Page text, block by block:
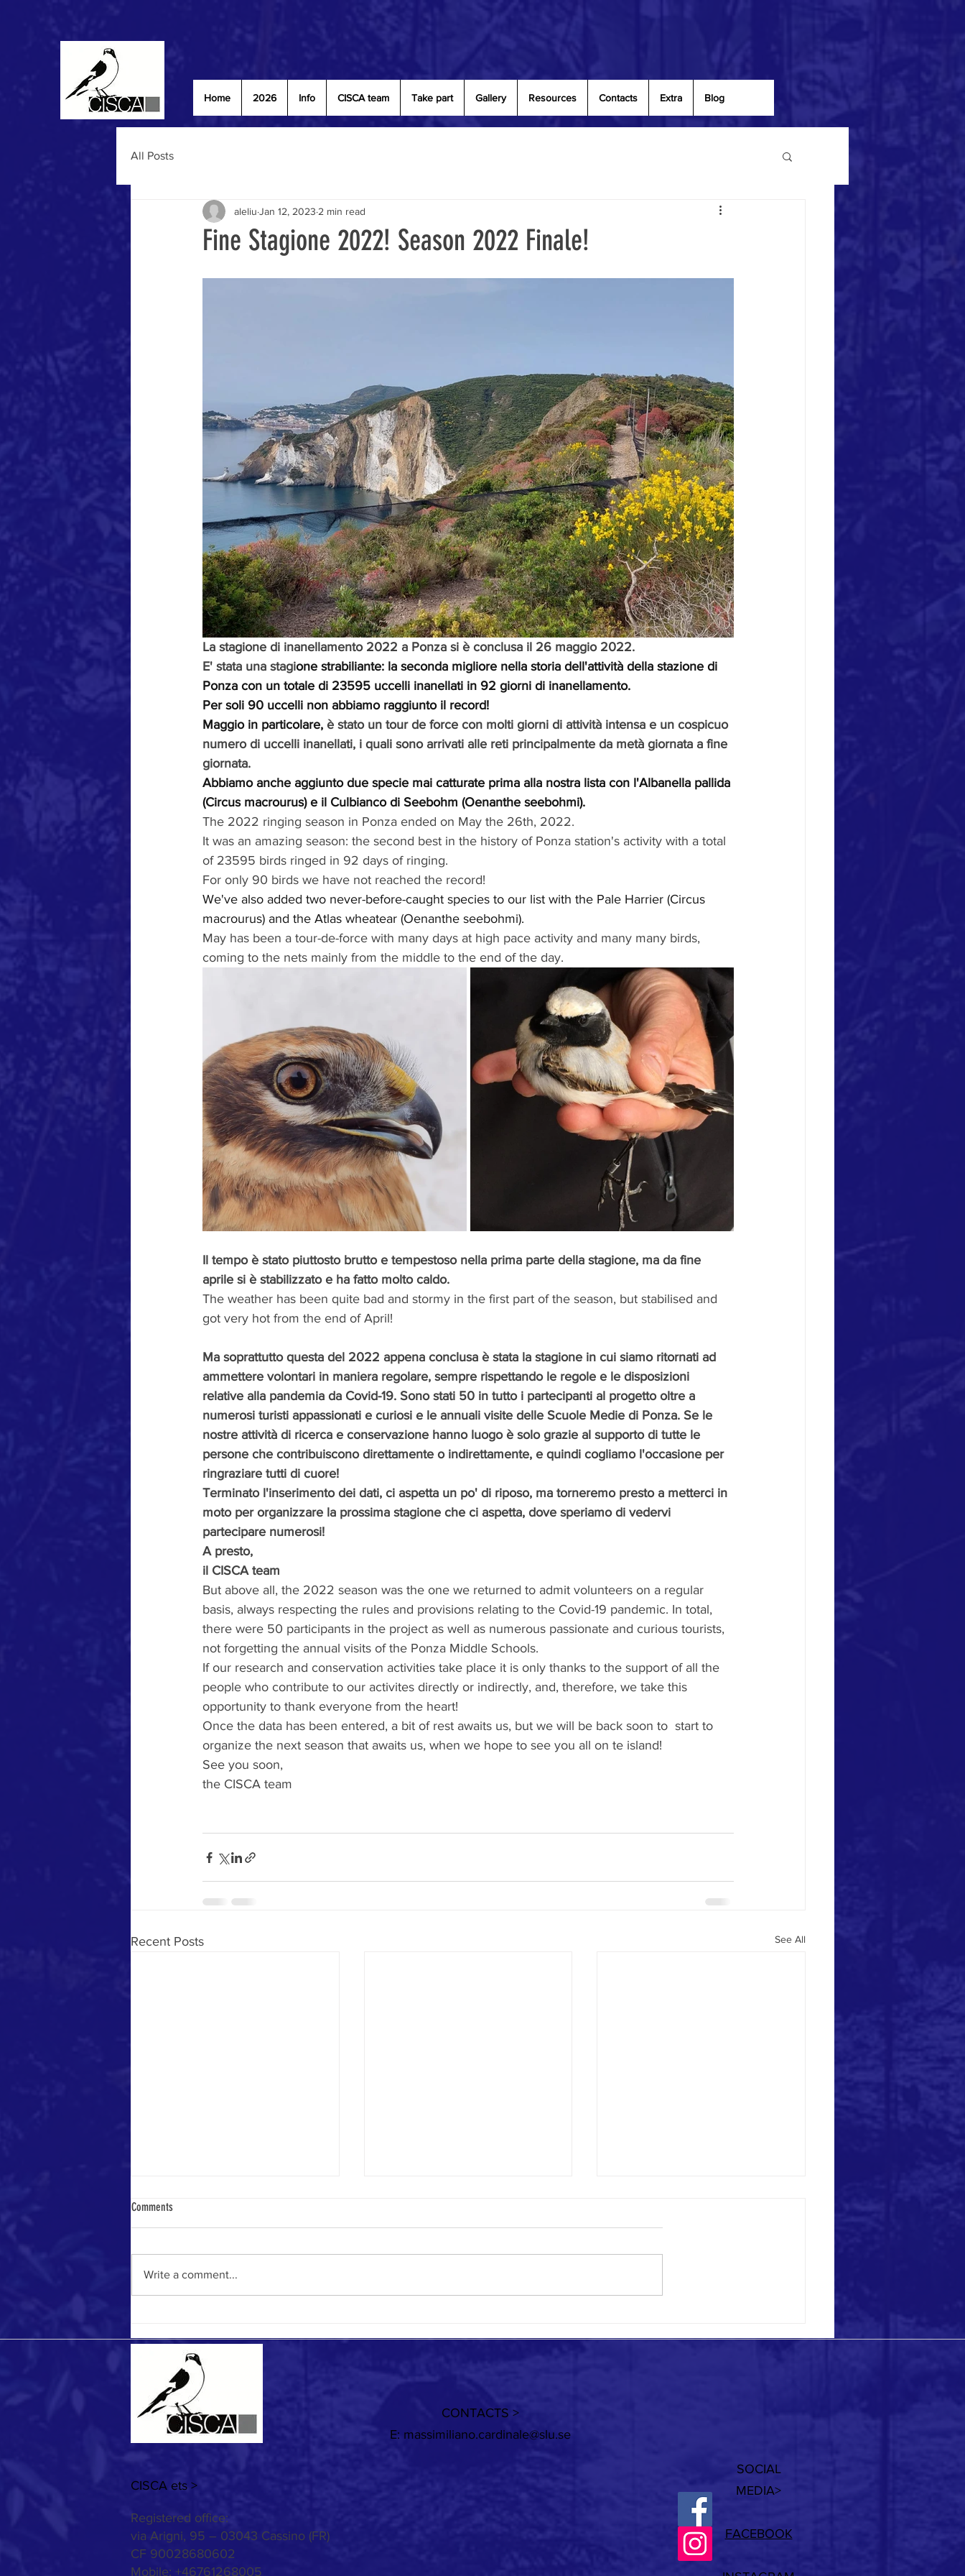
Home 2026 Info CISCA team Take part Gallery Resources Contacts Extra Blog
All Posts
Fine Stagione 2022! Season 2022 Finale!
aleliu Jan 12, 2023 2 min read
La stagione di inanellamento 2022 a Ponza si è conclusa il 26 maggio 2022.
E' stata una stagione strabiliante: la seconda migliore nella storia dell'attività della stazione di
Ponza con un totale di 23595 uccelli inanellati in 92 giorni di inanellamento.
Per soli 90 uccelli non abbiamo raggiunto il record!
Maggio in particolare, è stato un tour de force con molti giorni di attività intensa e un cospicuo
numero di uccelli inanellati, i quali sono arrivati alle reti principalmente da metà giornata a fine
giornata.
Abbiamo anche aggiunto due specie mai catturate prima alla nostra lista con l'Albanella pallida
(Circus macrourus) e il Culbianco di Seebohm (Oenanthe seebohmi).
The 2022 ringing season in Ponza ended on May the 26th, 2022.
It was an amazing season: the second best in the history of Ponza station's activity with a total
of 23595 birds ringed in 92 days of ringing.
For only 90 birds we have not reached the record!
We've also added two never-before-caught species to our list with the Pale Harrier (Circus
macrourus) and the Atlas wheatear (Oenanthe seebohmi).
May has been a tour-de-force with many days at high pace activity and many many birds,
coming to the nets mainly from the middle to the end of the day.
Il tempo è stato piuttosto brutto e tempestoso nella prima parte della stagione, ma da fine
aprile si è stabilizzato e ha fatto molto caldo.
The weather has been quite bad and stormy in the first part of the season, but stabilised and
got very hot from the end of April!
Ma soprattutto questa del 2022 appena conclusa è stata la stagione in cui siamo ritornati ad
ammettere volontari in maniera regolare, sempre rispettando le regole e le disposizioni
relative alla pandemia da Covid-19. Sono stati 50 in tutto i partecipanti al progetto oltre a
numerosi turisti appassionati e curiosi e le annuali visite delle Scuole Medie di Ponza. Se le
nostre attività di ricerca e conservazione hanno luogo è solo grazie al supporto di tutte le
persone che contribuiscono direttamente o indirettamente, e quindi cogliamo l'occasione per
ringraziare tutti di cuore!
Terminato l'inserimento dei dati, ci aspetta un po' di riposo, ma torneremo presto a metterci in
moto per organizzare la prossima stagione che ci aspetta, dove speriamo di vedervi
partecipare numerosi!
A presto,
il CISCA team
But above all, the 2022 season was the one we returned to admit volunteers on a regular
basis, always respecting the rules and provisions relating to the Covid-19 pandemic. In total,
there were 50 participants in the project as well as numerous passionate and curious tourists,
not forgetting the annual visits of the Ponza Middle Schools.
If our research and conservation activities take place it is only thanks to the support of all the
people who contribute to our activites directly or indirectly, and, therefore, we take this
opportunity to thank everyone from the heart!
Once the data has been entered, a bit of rest awaits us, but we will be back soon to  start to
organize the next season that awaits us, when we hope to see you all on te island!
See you soon,
the CISCA team
Recent Posts See All
Record season
Comments
Write a comment...
CISCA ets >
Registered office:
via Arigni, 95 – 03043 Cassino (FR)
CF 90028680602
Mobile: +46761268005
CONTACTS >
E: massimiliano.cardinale@slu.se
SOCIAL
MEDIA>
FACEBOOK